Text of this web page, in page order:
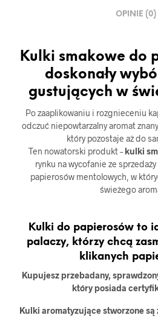
OPINIE (0)
Kulki smakowe do
doskonały
gustujących w
Po zaaplikowaniu i rozgnieceniu
odczuć niepowtarzalny aromat
który pozostaje aż do
Ten nowatorski produkt – kulki
rynku na wycofanie ze
papierosów mentolowych, w
świeżego
Kulki do papierosów to
palaczy, którzy chcą
klikanych
Kupujesz przebadany,
który posiada
Kulki aromatyzujące stworzone